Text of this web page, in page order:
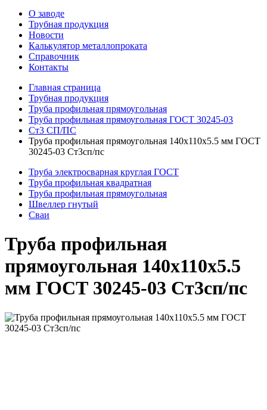
О заводе
Трубная продукция
Новости
Калькулятор металлопроката
Справочник
Контакты
Главная страница
Трубная продукция
Труба профильная прямоугольная
Труба профильная прямоугольная ГОСТ 30245-03
Ст3 СП/ПС
Труба профильная прямоугольная 140x110x5.5 мм ГОСТ
30245-03 Ст3сп/пс
Труба электросварная круглая ГОСТ
Труба профильная квадратная
Труба профильная прямоугольная
Швеллер гнутый
Сваи
Труба профильная
прямоугольная 140x110x5.5
мм ГОСТ 30245-03 Ст3сп/пс